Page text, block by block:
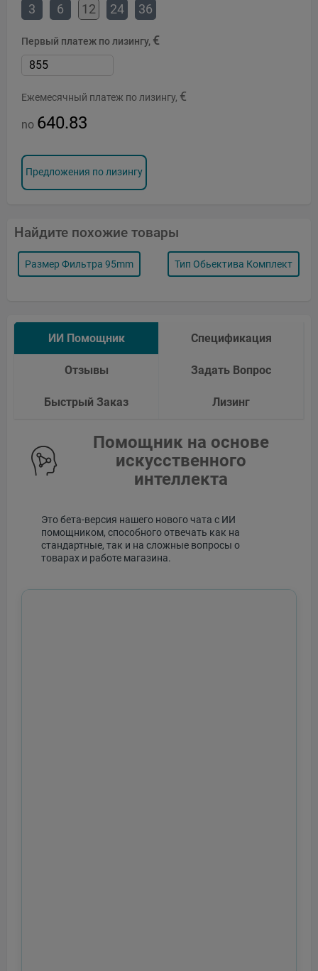
3 6 12 24 36
Первый платеж по лизингу, €
Ежемесячный платеж по лизингу, €
no 640.83
Предложения по лизингу
Найдите похожие товары
Размер Фильтра 95mm Тип Обьектива Комплект
ИИ Помощник Спецификация
Отзывы Задать Вопрос
Быстрый Заказ Лизинг
Помощник на основе
искусственного
интеллекта
Это бета-версия нашего нового чата с ИИ
помощником, способного отвечать как на
стандартные, так и на сложные вопросы о
товарах и работе магазина.